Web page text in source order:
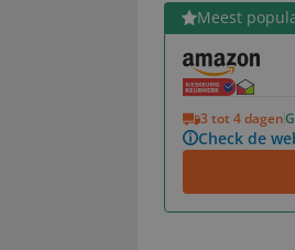
Meest
3 tot 4 dagen
Check de
Bekijk product